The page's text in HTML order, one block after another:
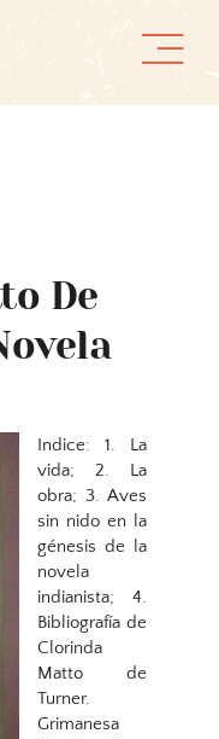
De
Indice: 1. La
vida; 2. La
obra; 3. Aves
sin nido en la
génesis de la
novela
indianista; 4.
Bibliografía de
Clorinda
Matto de
Turner.
Grimanesa